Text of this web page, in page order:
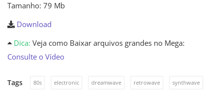
Tamanho: 79 Mb
Download
Dica: Veja como Baixar arquivos grandes no Mega:
Consulte o Vídeo
Tags 80s electronic dreamwave retrowave synthwave